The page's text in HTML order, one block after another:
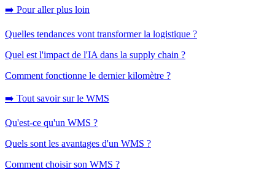
➡️ Pour aller plus loin
Quelles tendances vont transformer la logistique ?
Quel est l'impact de l'IA dans la supply chain ?
Comment fonctionne le dernier kilomètre ?
➡️ Tout savoir sur le WMS
Qu'est-ce qu'un WMS ?
Quels sont les avantages d'un WMS ?
Comment choisir son WMS ?